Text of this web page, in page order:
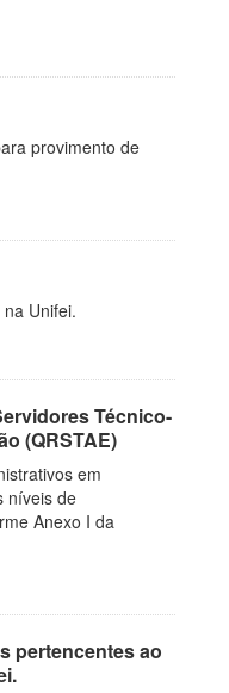
provimento de
Unifei.
Técnico-
(QRSTAE)
em
níveis de
Anexo I da
pertencentes ao